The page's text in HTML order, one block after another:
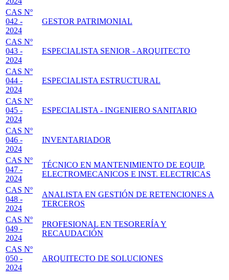
CAS Nº
042 -
2024
GESTOR PATRIMONIAL
CAS Nº
043 -
2024
ESPECIALISTA SENIOR - ARQUITECTO
CAS Nº
044 -
2024
ESPECIALISTA ESTRUCTURAL
CAS Nº
045 -
2024
ESPECIALISTA - INGENIERO SANITARIO
CAS Nº
046 -
2024
INVENTARIADOR
CAS Nº
047 -
2024
TÉCNICO EN MANTENIMIENTO DE EQUIP.
ELECTROMECANICOS E INST. ELECTRICAS
CAS Nº
048 -
2024
ANALISTA EN GESTIÓN DE RETENCIONES A
TERCEROS
CAS Nº
049 -
2024
PROFESIONAL EN TESORERÍA Y
RECAUDACIÓN
CAS Nº
050 -
2024
ARQUITECTO DE SOLUCIONES